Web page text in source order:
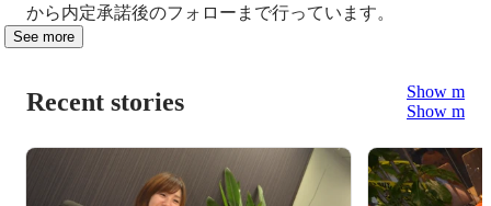
から内定承諾後のフォローまで行っています。
See more
Recent stories
Show more
Show more